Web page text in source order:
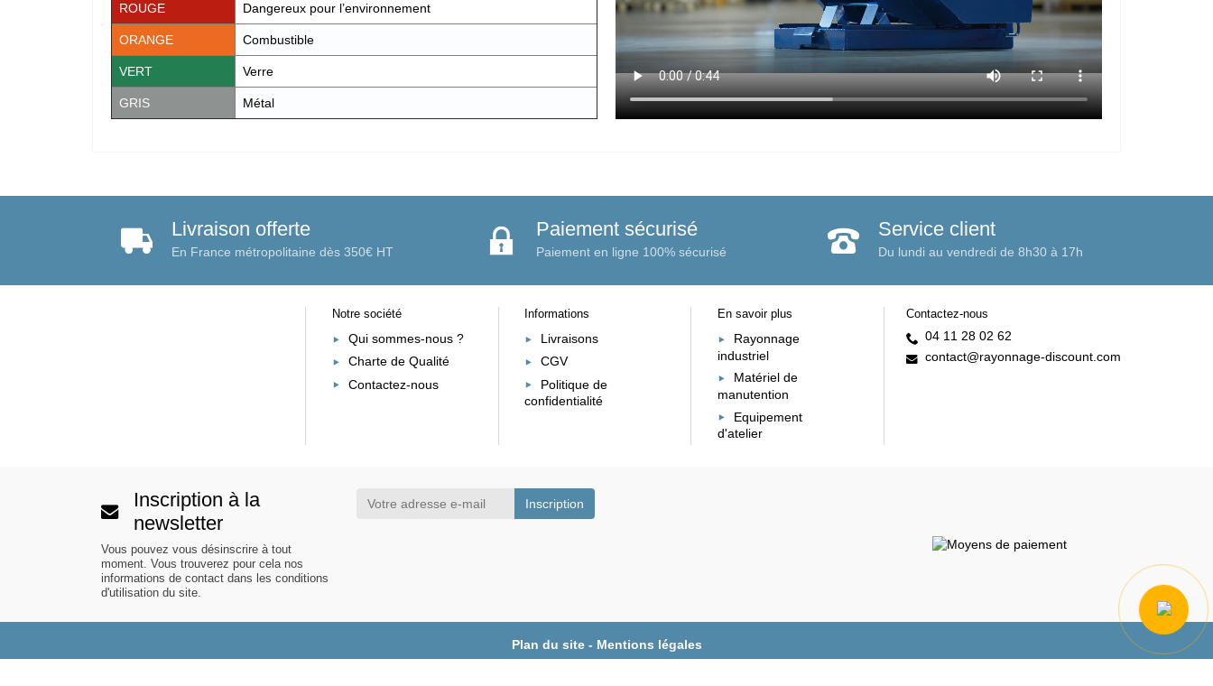
ROUGE Dangereux pour l’environnement
ORANGE Combustible
VERT Verre
GRIS Métal
Livraison offerte
En France métropolitaine dès 350€ HT
Paiement sécurisé
Paiement en ligne 100% sécurisé
Service client
Du lundi au vendredi de 8h30 à 17h
Notre société
Qui sommes-nous ?
Charte de Qualité
Contactez-nous
Informations
Livraisons
CGV
Politique de
confidentialité
En savoir plus
Rayonnage
industriel
Matériel de
manutention
Equipement
d'atelier
Contactez-nous
04 11 28 02 62
contact@rayonnage-discount.com
Inscription à la
newsletter
Vous pouvez vous désinscrire à tout
moment. Vous trouverez pour cela nos
informations de contact dans les conditions
d'utilisation du site.
Plan du site- Mentions légales